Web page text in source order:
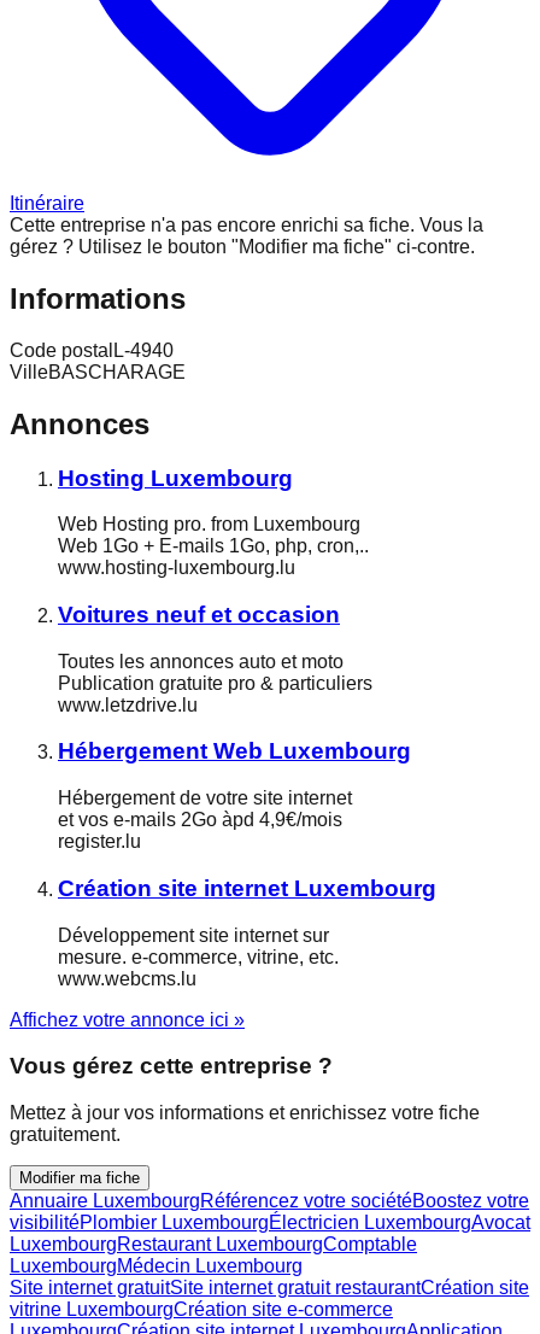
Itinéraire
Cette entreprise n'a pas encore enrichi sa fiche. Vous la
gérez ? Utilisez le bouton "Modifier ma fiche" ci-contre.
Informations
Code postal L-4940
VilleBASCHARAGE
Annonces
Hosting Luxembourg
Web Hosting pro. from Luxembourg
Web 1Go + E-mails 1Go, php, cron,..
www.hosting-luxembourg.lu
Voitures neuf et occasion
Toutes les annonces auto et moto
Publication gratuite pro & particuliers
www.letzdrive.lu
Hébergement Web Luxembourg
Hébergement de votre site internet
et vos e-mails 2Go àpd 4,9€/mois
register.lu
Création site internet Luxembourg
Développement site internet sur
mesure. e-commerce, vitrine, etc.
www.webcms.lu
Affichez votre annonce ici »
Vous gérez cette entreprise ?
Mettez à jour vos informations et enrichissez votre fiche
gratuitement.
Modifier ma fiche
Annuaire LuxembourgRéférencez votre sociétéBoostez votre
visibilitéPlombier LuxembourgÉlectricien LuxembourgAvocat
LuxembourgRestaurant LuxembourgComptable
LuxembourgMédecin Luxembourg
Site internet gratuitSite internet gratuit restaurantCréation site
vitrine LuxembourgCréation site e-commerce